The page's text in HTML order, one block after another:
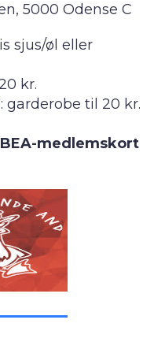
5000 Odense C
sjus/øl eller
kr.
garderobe til 20 kr.
medlemskort